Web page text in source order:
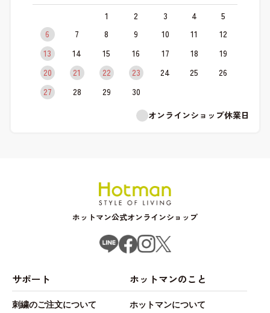
1 2 3 4
5
6
7 8 9 10 11
12
13
14 15 16 17 18
19
20
21 22 23 24 25
26
27
28 29
30
オンラインショップ休業日
ホットマン公式オンラインショップ
サポート
刺繍のご注文について
ホットマンのこと
ホットマンについて